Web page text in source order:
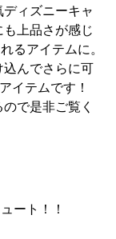
ィズニーキャ
上品さが感じ
るアイテムに。
んでさらに可
イテムです！
で是非ご覧く
ート！！